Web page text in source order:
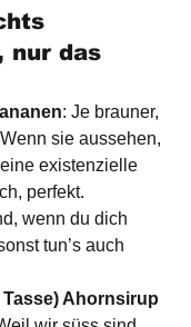
nur das
: Je brauner,
sie aussehen,
existenzielle
perfekt.
wenn du dich
tun’s auch
Tasse) Ahornsirup